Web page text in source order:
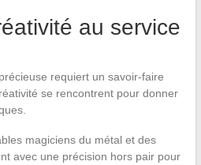
au service
requiert un savoir-faire
se rencontrent pour donner
magiciens du métal et des
avec une précision hors pair pour